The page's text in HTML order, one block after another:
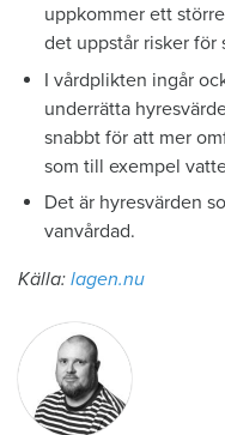
uppkommer ett
det uppstår risker för
I vårdplikten ingår
underrätta
snabbt för att mer
som till exempel
Det är hyresvärden
vanvårdad.
Källa: lagen.nu